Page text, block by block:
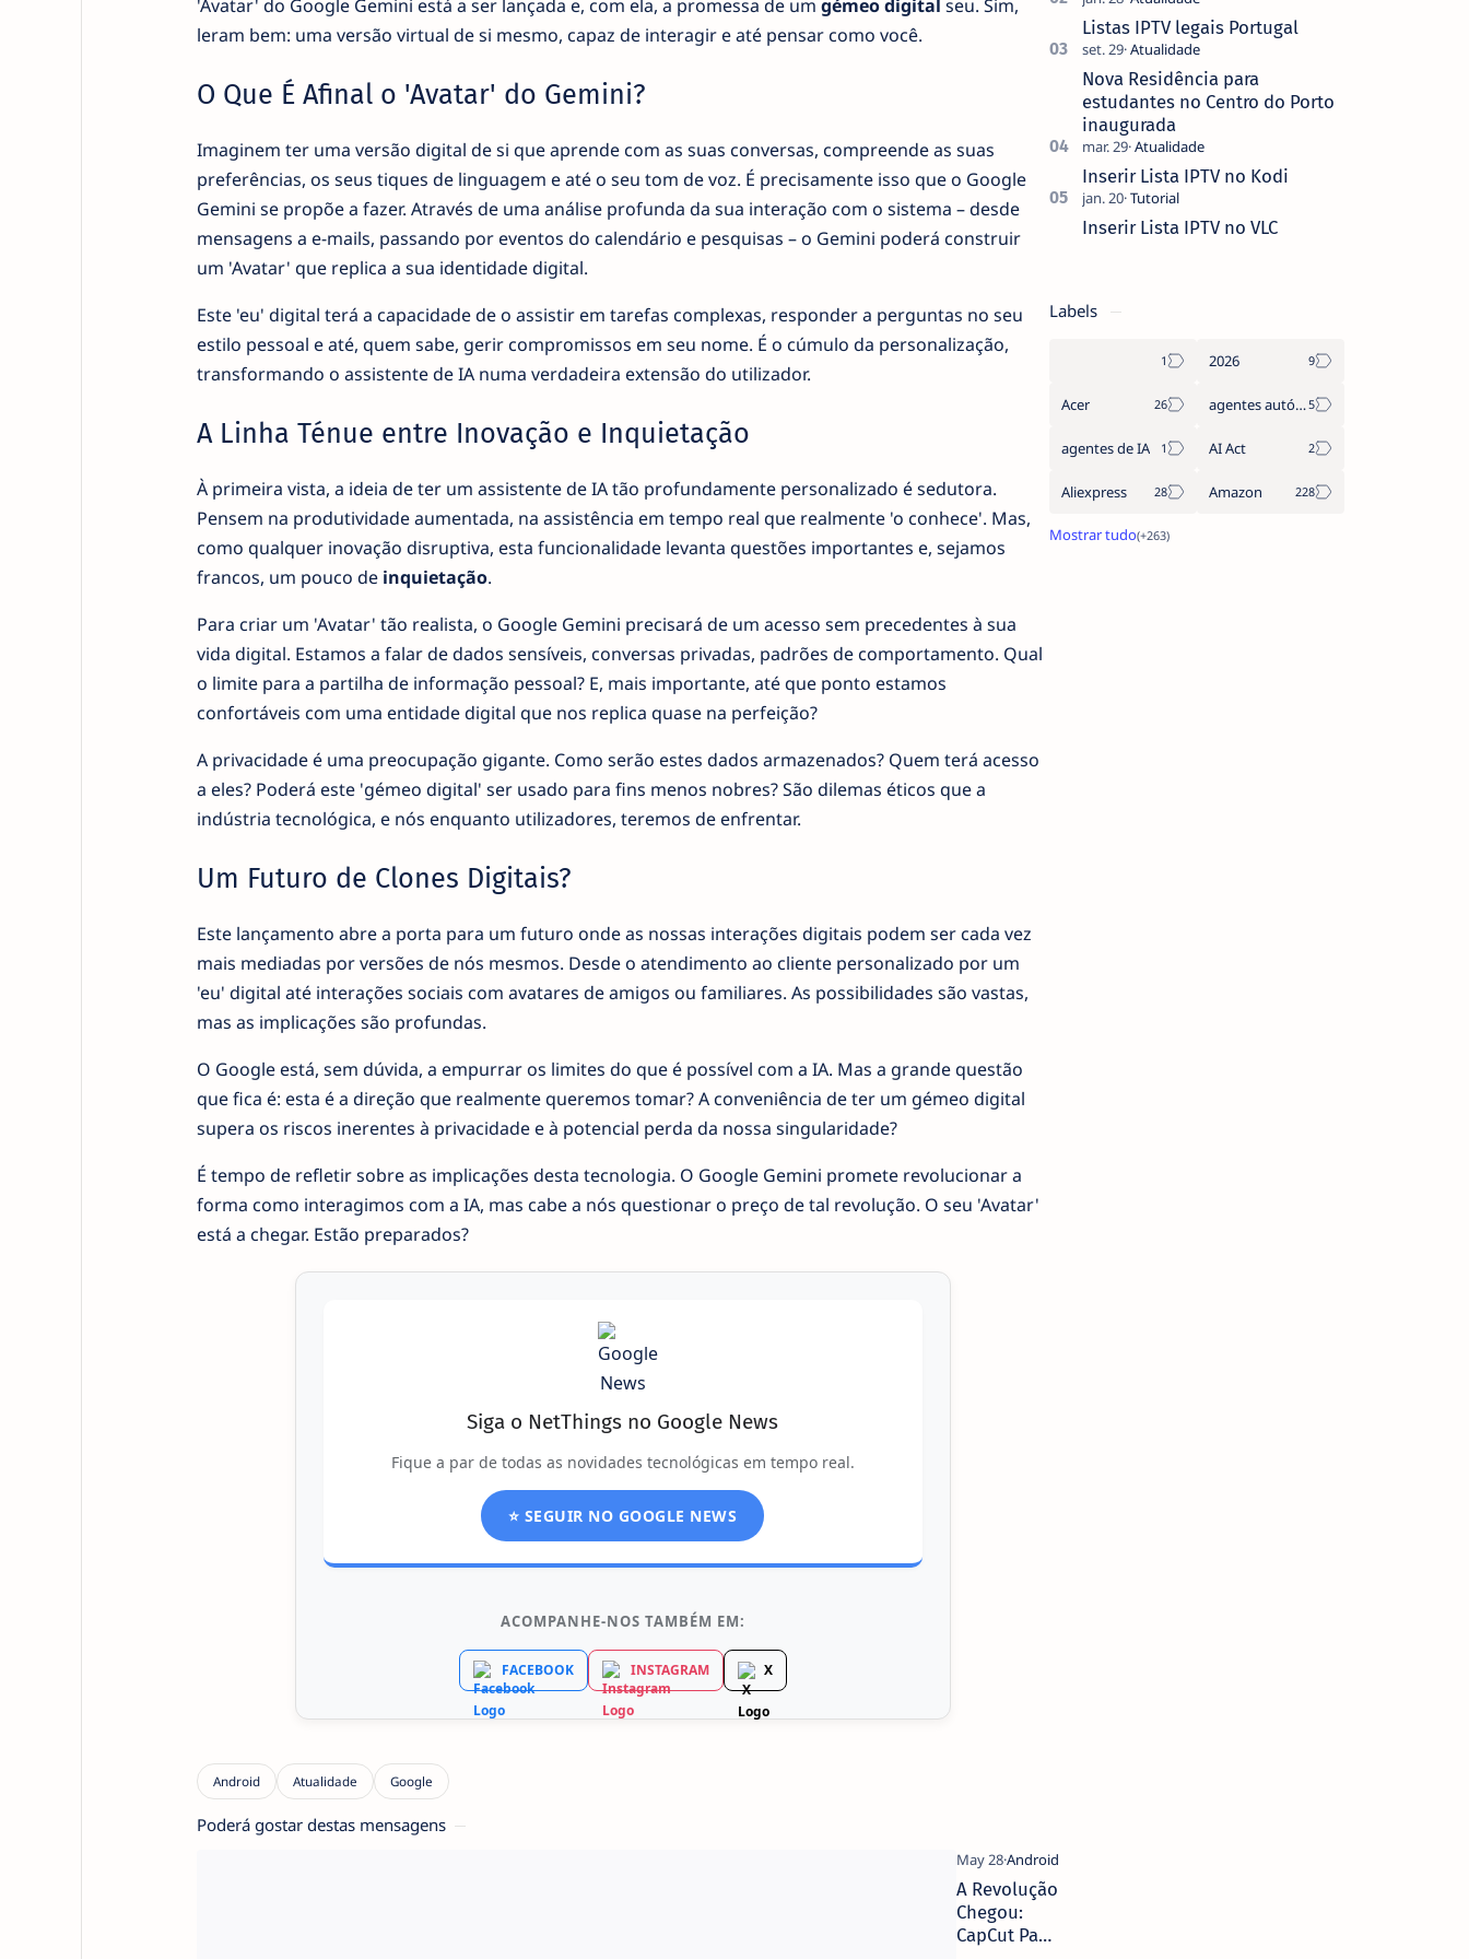
'Avatar' do Google Gemini está a ser lançada e, com ela, a promessa de um gémeo digital seu. Sim,
leram bem: uma versão virtual de si mesmo, capaz de interagir e até pensar como você.
O Que É Afinal o 'Avatar' do Gemini?
Imaginem ter uma versão digital de si que aprende com as suas conversas, compreende as suas
preferências, os seus tiques de linguagem e até o seu tom de voz. É precisamente isso que o Google
Gemini se propõe a fazer. Através de uma análise profunda da sua interação com o sistema – desde
mensagens a e-mails, passando por eventos do calendário e pesquisas – o Gemini poderá construir
um 'Avatar' que replica a sua identidade digital.
Este 'eu' digital terá a capacidade de o assistir em tarefas complexas, responder a perguntas no seu
estilo pessoal e até, quem sabe, gerir compromissos em seu nome. É o cúmulo da personalização,
transformando o assistente de IA numa verdadeira extensão do utilizador.
A Linha Ténue entre Inovação e Inquietação
À primeira vista, a ideia de ter um assistente de IA tão profundamente personalizado é sedutora.
Pensem na produtividade aumentada, na assistência em tempo real que realmente 'o conhece'. Mas,
como qualquer inovação disruptiva, esta funcionalidade levanta questões importantes e, sejamos
francos, um pouco de inquietação.
Para criar um 'Avatar' tão realista, o Google Gemini precisará de um acesso sem precedentes à sua
vida digital. Estamos a falar de dados sensíveis, conversas privadas, padrões de comportamento. Qual
o limite para a partilha de informação pessoal? E, mais importante, até que ponto estamos
confortáveis com uma entidade digital que nos replica quase na perfeição?
A privacidade é uma preocupação gigante. Como serão estes dados armazenados? Quem terá acesso
a eles? Poderá este 'gémeo digital' ser usado para fins menos nobres? São dilemas éticos que a
indústria tecnológica, e nós enquanto utilizadores, teremos de enfrentar.
Um Futuro de Clones Digitais?
Este lançamento abre a porta para um futuro onde as nossas interações digitais podem ser cada vez
mais mediadas por versões de nós mesmos. Desde o atendimento ao cliente personalizado por um
'eu' digital até interações sociais com avatares de amigos ou familiares. As possibilidades são vastas,
mas as implicações são profundas.
O Google está, sem dúvida, a empurrar os limites do que é possível com a IA. Mas a grande questão
que fica é: esta é a direção que realmente queremos tomar? A conveniência de ter um gémeo digital
supera os riscos inerentes à privacidade e à potencial perda da nossa singularidade?
É tempo de refletir sobre as implicações desta tecnologia. O Google Gemini promete revolucionar a
forma como interagimos com a IA, mas cabe a nós questionar o preço de tal revolução. O seu 'Avatar'
está a chegar. Estão preparados?
Siga o NetThings no Google News
Fique a par de todas as novidades tecnológicas em tempo real.
⭐ SEGUIR NO GOOGLE NEWS
ACOMPANHE-NOS TAMBÉM EM:
FACEBOOK INSTAGRAM X
Poderá gostar destas mensagens
A Revolução
Chegou:
CapCut Pad
que não pediste, ban…
Listas IPTV legais Portugal
Nova Residência para
estudantes no Centro do Porto
inaugurada
Inserir Lista IPTV no Kodi
Inserir Lista IPTV no VLC
Labels
2026
Acer agentes autónomos
agentes de IA AI Act
Aliexpress Amazon